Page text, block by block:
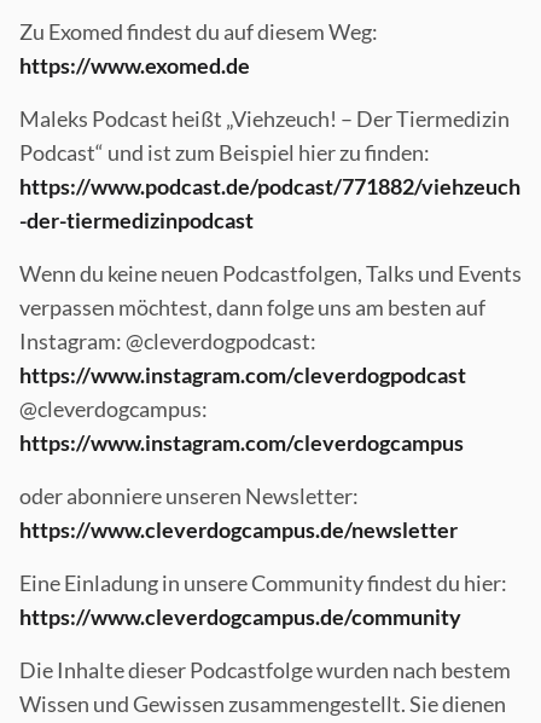
Zu Exomed findest du auf diesem Weg:
https://www.exomed.de
Maleks Podcast heißt „Viehzeuch! – Der Tiermedizin
Podcast“ und ist zum Beispiel hier zu finden:
https://www.podcast.de/podcast/771882/viehzeuch
-der-tiermedizinpodcast
Wenn du keine neuen Podcastfolgen, Talks und Events
verpassen möchtest, dann folge uns am besten auf
Instagram: @cleverdogpodcast:
https://www.instagram.com/cleverdogpodcast
@cleverdogcampus:
https://www.instagram.com/cleverdogcampus
oder abonniere unseren Newsletter:
https://www.cleverdogcampus.de/newsletter
Eine Einladung in unsere Community findest du hier:
https://www.cleverdogcampus.de/community
Die Inhalte dieser Podcastfolge wurden nach bestem
Wissen und Gewissen zusammengestellt. Sie dienen